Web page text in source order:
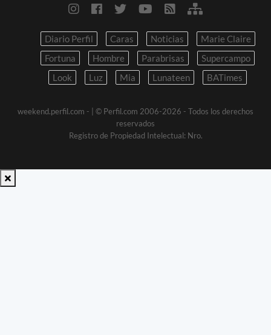
Diario Perfil Caras Noticias
Marie Claire
Fortuna
Hombre Parabrisas
Supercampo
Look
Luz Mia Lunateen BATimes
weekend.perfil.com -
| © Perfil.com 2006-2026 - Todos los derechos
reservados
Registro de Propiedad Intelectual: Nro.